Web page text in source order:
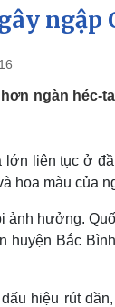
Dấu ấn VOV
Quân sự -
Phân tích
Đời sống
Nhà đẹp
ngập
hơn ngàn
lớn liên tục ở
hoa màu của
ảnh hưởng.
huyện Bắc
hiệu rút